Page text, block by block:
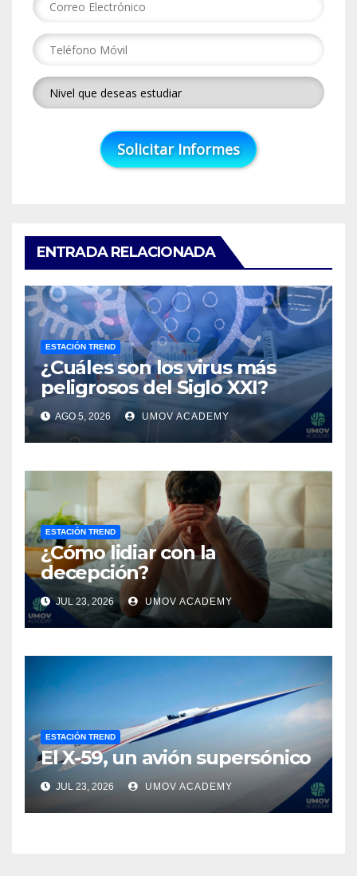
ENTRADA RELACIONADA
ESTACIÓN TREND
¿Cuáles son los virus más
peligrosos del Siglo XXI?
AGO 5, 2026 UMOV ACADEMY
ESTACIÓN TREND
¿Cómo lidiar con la
decepción?
JUL 23, 2026 UMOV ACADEMY
ESTACIÓN TREND
El X-59, un avión supersónico
JUL 23, 2026 UMOV ACADEMY